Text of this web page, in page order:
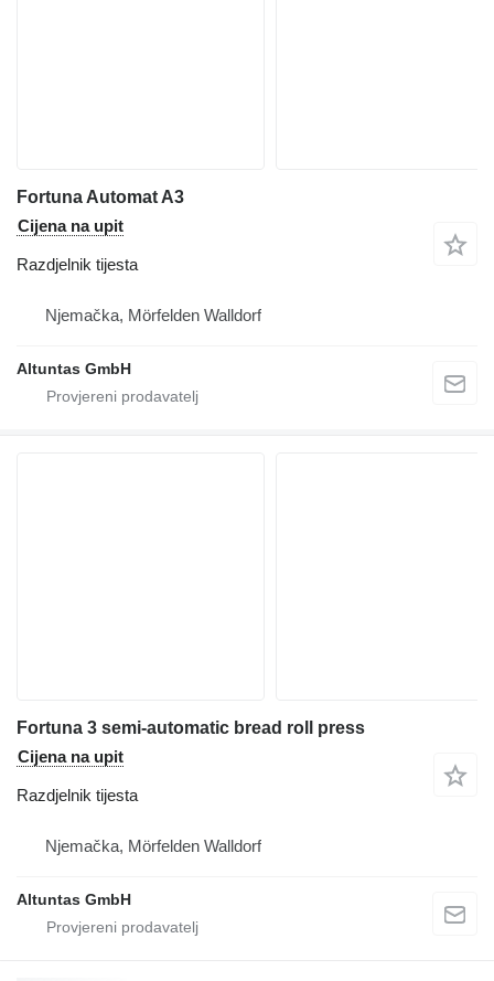
Fortuna Automat A3
Cijena na upit
Razdjelnik tijesta
Njemačka, Mörfelden Walldorf
Altuntas GmbH
Fortuna 3 semi-automatic bread roll press
Cijena na upit
Razdjelnik tijesta
Njemačka, Mörfelden Walldorf
Altuntas GmbH